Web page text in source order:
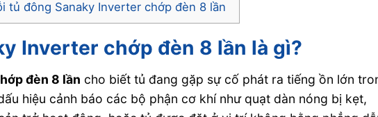
tủ đông Sanaky Inverter chớp đèn 8 lần
Inverter chớp đèn 8 lần là gì?
đèn 8 lần cho biết tủ đang gặp sự cố phát ra tiếng ồn lớn
hiệu cảnh báo các bộ phận cơ khí như quạt dàn nóng bị kẹt,